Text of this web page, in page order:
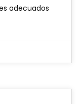
adecuados